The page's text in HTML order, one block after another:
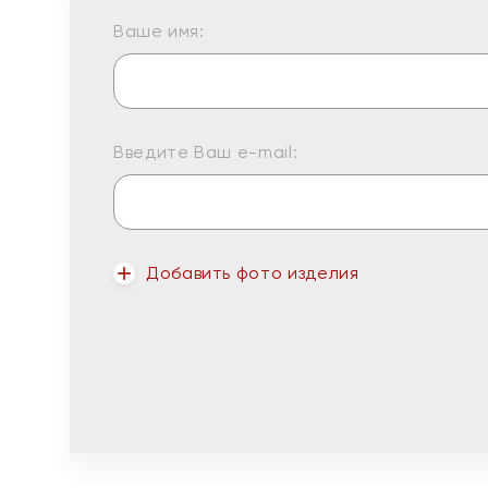
Ваше имя:
Введите Ваш e-mail:
Добавить фото изделия